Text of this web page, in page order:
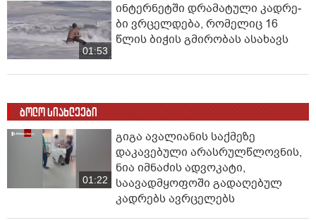
01:53
ინ­ტერ­ნეტ­ში დრა­მა­ტუ­ლი კად­რე­
ბი ვრცელდება, რომელიც 16
წლის ბიჭის გმირობას ასახავს
ბოლო სიახლეები
01:22
გიგა ავალიანის საქმეზე
დაკავებული არასრულწლოვნის,
ნია იმნაძის ადვოკატი,
საავადმყოფოში გადაღებულ
კადრებს ავრცელებს